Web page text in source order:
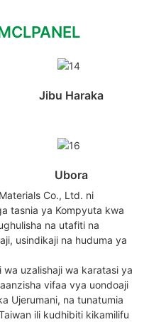
Jibu Haraka
Ubora
Co., Ltd. ni
tasnia ya Kompyuta kwa
na utafiti na
usindikaji na huduma ya
wa uzalishaji wa karatasi ya
vifaa vya uondoaji
Ujerumani, na tunatumia
ili kudhibiti kikamilifu